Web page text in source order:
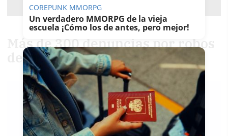
Más de 300 denuncias por robos
de móviles en la Feria
JORGE
MIRÓ
09/05/2018
Guardar 0
COREPUNK MMORPG
Un verdadero MMORPG de la vieja
escuela ¡Cómo los de antes, pero mejor!